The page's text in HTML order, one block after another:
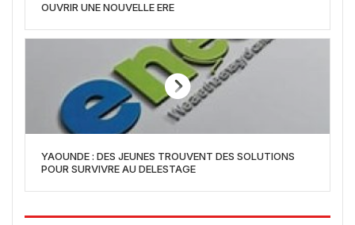
OUVRIR UNE NOUVELLE ERE
YAOUNDE : DES JEUNES TROUVENT DES SOLUTIONS
POUR SURVIVRE AU DELESTAGE